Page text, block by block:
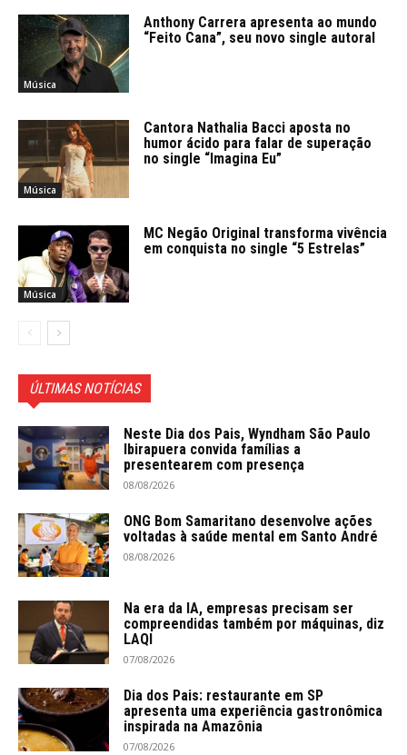
Música
Anthony Carrera apresenta ao mundo
“Feito Cana”, seu novo single autoral
Música
Cantora Nathalia Bacci aposta no
humor ácido para falar de superação
no single “Imagina Eu”
Música
MC Negão Original transforma vivência
em conquista no single “5 Estrelas”
ÚLTIMAS NOTÍCIAS
Neste Dia dos Pais, Wyndham São Paulo
Ibirapuera convida famílias a
presentearem com presença
08/08/2026
ONG Bom Samaritano desenvolve ações
voltadas à saúde mental em Santo André
08/08/2026
Na era da IA, empresas precisam ser
compreendidas também por máquinas, diz
LAQI
07/08/2026
Dia dos Pais: restaurante em SP
apresenta uma experiência gastronômica
inspirada na Amazônia
07/08/2026